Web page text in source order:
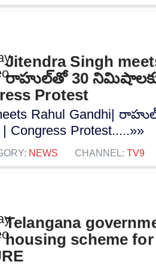
Jitendra Singh
రాహుల్‌తో 30
Protest
Rahul Gandhi|
Congress Protest.....»»
NEWS CHANNEL: TV9
Telangana
housing scheme